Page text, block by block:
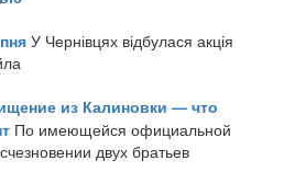
У Чернівцях відбулася акція
из Калиновки — что
По имеющейся официальной
двух братьев